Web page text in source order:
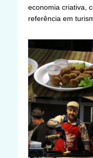
economia criativa,
referência em